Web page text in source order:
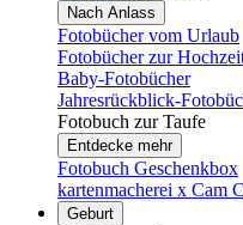
Nach Anlass
Fotobücher vom Urlaub
Fotobücher zur
Baby-Fotobücher
Jahresrückblick-
Fotobuch zur Taufe
Entdecke mehr
Fotobuch Geschenkbox
kartenmacherei x Cam
Geburt